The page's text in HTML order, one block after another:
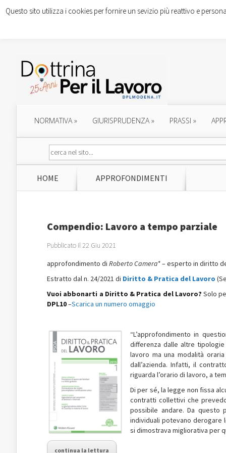
NORMATIVA» GIURISPRUDENZA» PRASSI »
HOME APPROFONDIMENTI
Compendio: Lavoro a tempo parziale
Pubblicato il 22 Giu 2021
approfondimento di Roberto Camera*– esperto in diritto
Estratto dal n. 24/2021 di Diritto & Pratica del Lavoro
Vuoi abbonarti a Diritto & Pratica del Lavoro? Solo
DPL10–Scarica un numero omaggio
“L’approfondimento in
differenza dalle altre
lavoro ma una modalità
dall’azienda. Infatti, il
riguarda l’orario di lavoro, a
Di per sé, la legge non fissa
contratti collettivi che
possibile andare. Da questo
individuali potevano derogare
si dimostrava migliorativa per
continua la lettura
Questo sito utilizza i cookies per fornire un sevizio più reattivo e